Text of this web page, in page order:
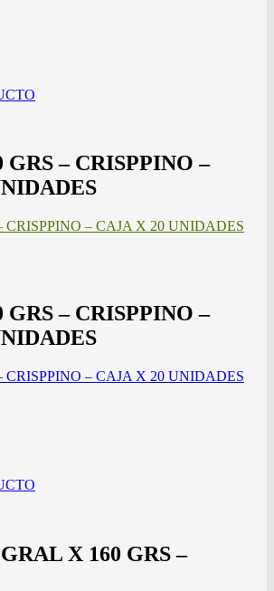
– CRISPPINO –
CRISPPINO – CAJA X 20 UNIDADES
– CRISPPINO –
CRISPPINO – CAJA X 20 UNIDADES
X 160 GRS –